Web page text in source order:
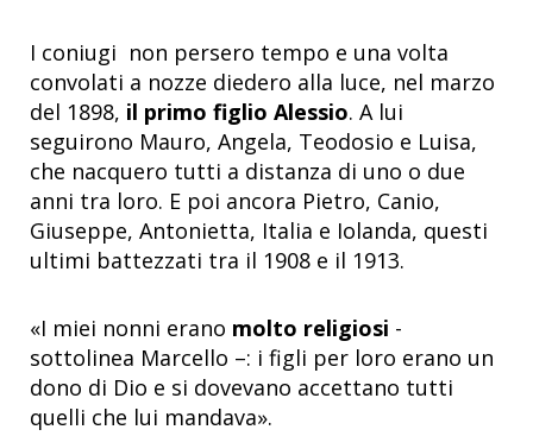
I coniugi non persero tempo e una volta
convolati a nozze diedero alla luce, nel marzo
del 1898, il primo figlio Alessio. A lui
seguirono Mauro, Angela, Teodosio e Luisa,
che nacquero tutti a distanza di uno o due
anni tra loro. E poi ancora Pietro, Canio,
Giuseppe, Antonietta, Italia e Iolanda, questi
ultimi battezzati tra il 1908 e il 1913.
«I miei nonni erano molto religiosi -
sottolinea Marcello –: i figli per loro erano un
dono di Dio e si dovevano accettano tutti
quelli che lui mandava».